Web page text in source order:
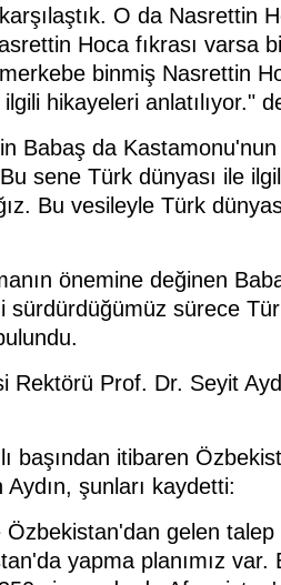
O da Nasrettin
Hoca fıkrası varsa
binmiş Nasrettin
hikayeleri anlatılıyor."
Babaş da
sene Türk dünyası ile
Bu vesileyle Türk
önemine değinen
sürdürdüğümüz sürece
Rektörü Prof. Dr. Seyit
başından itibaren
Aydın, şunları kaydetti:
Özbekistan'dan gelen
yapma planımız